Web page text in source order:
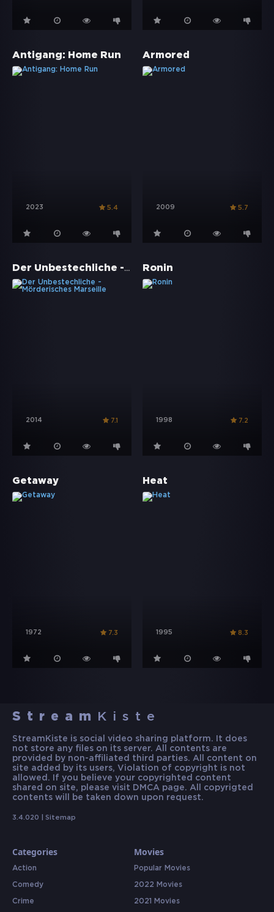
Antigang: Home Run
2023 5.4
Armored
2009 5.7
Der Unbestechliche - Mörderisches Marseille
2014 7.1
Ronin
1998 7.2
Getaway
1972 7.3
Heat
1995 8.3
Stream Kiste
StreamKiste is social video sharing platform. It does
not store any files on its server. All contents are
provided by non-affiliated third parties. All content on
site added by its users, Violation of copyright is not
allowed. If you believe your copyrighted content
shared on site, please visit DMCA page. All copyrigted
contents will be taken down upon request.
3.4.020 | Sitemap
Categories
Action
Comedy
Crime
Movies
Popular Movies
2022 Movies
2021 Movies